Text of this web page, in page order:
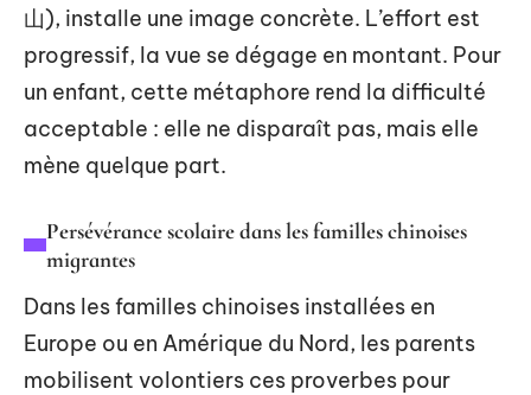
山), installe une image concrète. L’effort est
progressif, la vue se dégage en montant. Pour
un enfant, cette métaphore rend la difficulté
acceptable : elle ne disparaît pas, mais elle
mène quelque part.
Persévérance scolaire dans les familles chinoises
migrantes
Dans les familles chinoises installées en
Europe ou en Amérique du Nord, les parents
mobilisent volontiers ces proverbes pour